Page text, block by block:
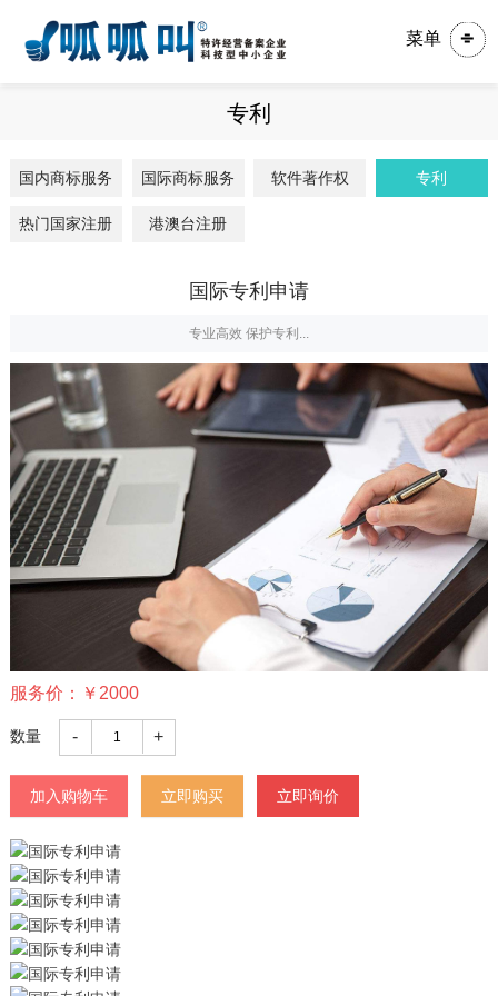
菜单
专利
国内商标服务 国际商标服务 软件著作权 专利
热门国家注册 港澳台注册
国际专利申请
专业高效 保护专利...
服务价： ￥ 2000
数量 - +
加入购物车 立即购买 立即询价